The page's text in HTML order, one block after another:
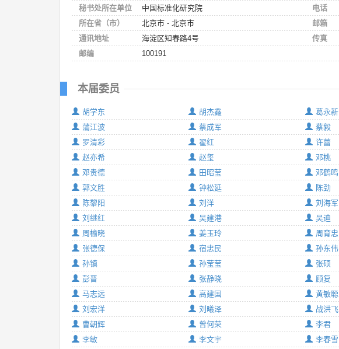
秘书处所在单位
中国标准化研究院
所在省（市）
北京市 - 北京市
通讯地址
海淀区知春路4号
邮编
100191
电话
邮箱
传真
本届委员
胡学东
胡杰鑫
蒲江波
蔡成军
罗清彩
翟红
赵亦希
赵玺
邓贵德
田昭莹
郭文胜
钟松延
陈黎阳
刘洋
刘继红
吴建港
周榆晓
姜玉玲
张德保
宿忠民
孙镇
孙莹莹
彭晋
张静晓
马志远
高建国
刘宏洋
刘曦泽
曹朝辉
曾何荣
李敏
李文宇
葛永新
蔡毅
许蕾
邓桃
邓鹤鸣
陈劲
刘海军
吴迪
周育忠
孙东伟
张硕
顾复
黄敏聪
战洪飞
李君
李春雪